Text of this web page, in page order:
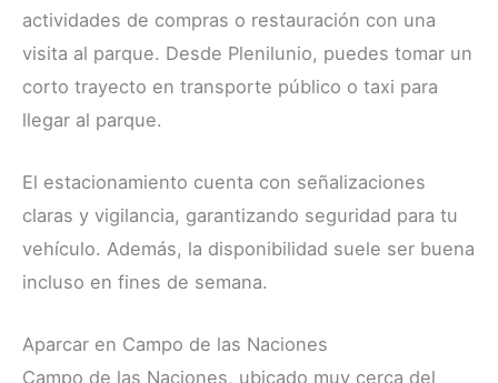
actividades de compras o restauración con una
visita al parque. Desde Plenilunio, puedes tomar un
corto trayecto en transporte público o taxi para
llegar al parque.
El estacionamiento cuenta con señalizaciones
claras y vigilancia, garantizando seguridad para tu
vehículo. Además, la disponibilidad suele ser buena
incluso en fines de semana.
Aparcar en Campo de las Naciones
Campo de las Naciones, ubicado muy cerca del